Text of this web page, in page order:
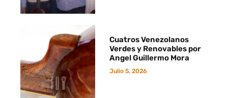
Cuatros Venezolanos
Verdes y Renovables por
Angel Guillermo Mora
Julio 5, 2026